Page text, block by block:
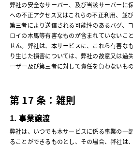
弊社の安全なサーバー、及び当該サーバーに
への不正アクセス又はこれらの不正利用、並
第三者により送信される可能性のあるバグ、
ロイの木馬等有害なものが含まれていないこ
せん。弊社は、本サービスに、これら有害な
り生じた損害については、弊社の故意又は過
ーザー及び第三者に対して責任を負わないもの
第 17 条：雑則
1. 事業譲渡
弊社は、いつでも本サービスに係る事業の一
ることができるものとし、その場合、弊社は